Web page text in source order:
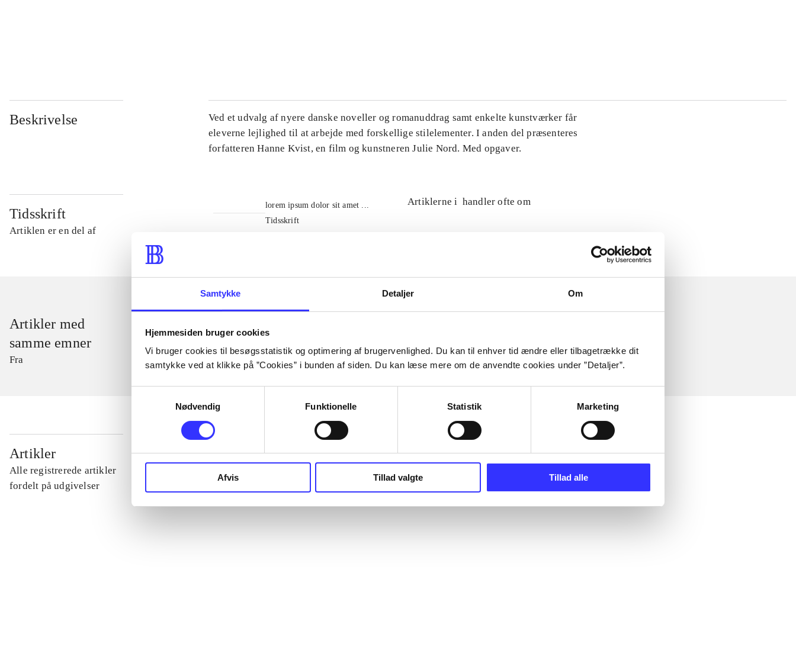
Samtykke Detaljer Om
Hjemmesiden bruger cookies
Vi bruger cookies til besøgsstatistik og optimering af brugervenlighed. Du kan til enhver tid ændre eller tilbagetrække dit
samtykke ved at klikke på ”Cookies” i bunden af siden. Du kan læse mere om de anvendte cookies under ”Detaljer”.
Nødvendig
Funktionelle Statistik Marketing
Afvis Tillad valgte Tillad alle
Beskrivelse
Ved et udvalg af nyere danske noveller og romanuddrag samt enkelte kunstværker får
eleverne lejlighed til at arbejde med forskellige stilelementer. I anden del præsenteres
forfatteren Hanne Kvist, en film og kunstneren Julie Nord. Med opgaver.
Tidsskrift
Artiklen er en del af
lorem ipsum dolor sit amet ...
Tidsskrift
Artiklerne i handler ofte om
Artikler med
samme emner
Fra
Artikler
Alle registrerede artikler
fordelt på udgivelser